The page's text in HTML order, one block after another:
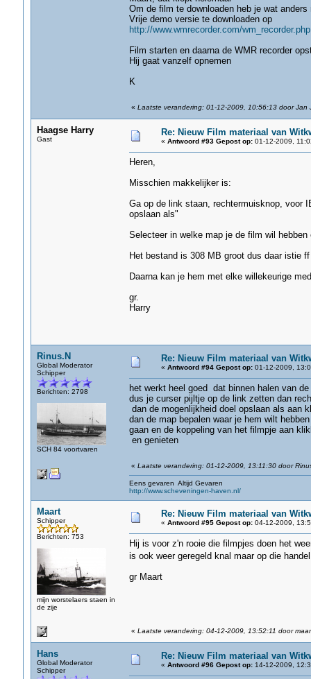
Om de film te downloaden heb je wat
Vrije demo versie te downloaden op
http://www.wmrecorder.com/wm_recorder.php
Film starten en daarna de WMR recorder
Hij gaat vanzelf opnemen
K
« Laatste verandering: 01-12-2009, 10:56:13 door Jan
Haagse Harry
Gast
Re: Nieuw Film materiaal van
« Antwoord #93 Gepost op:01-12-2009,
Heren,
Misschien makkelijker is:
Ga op de link staan, rechtermuisknop, voor
opslaan als"
Selecteer in welke map je de film wil hebben
Het bestand is 308 MB groot dus daar istie
Daarna kan je hem met elke willekeurige
gr.
Harry
Rinus.N
Global Moderator
Schipper
Berichten: 2798
SCH 84 voortvaren
Re: Nieuw Film materiaal van
« Antwoord #94 Gepost op:01-12-2009,
het werkt heel goed dat binnen halen van
dus je curser pijltje op de link zetten dan
dan de mogenlijkheid doel opslaan als aan
dan de map bepalen waar je hem wilt
gaan en de koppeling van het filmpje aan
en genieten
« Laatste verandering: 01-12-2009, 13:11:30 door
Eens gevaren Altijd Gevaren
http://www.scheveningen-haven.nl/
Maart
Schipper
Berichten: 753
mijn worstelaers staen in
de zije
Re: Nieuw Film materiaal van
« Antwoord #95 Gepost op:04-12-2009,
Hij is voor z'n rooie die filmpjes doen het
is ook weer geregeld knal maar op die
gr Maart
« Laatste verandering: 04-12-2009, 13:52:11 door
Hans
Global Moderator
Schipper
Re: Nieuw Film materiaal van
« Antwoord #96 Gepost op:14-12-2009,